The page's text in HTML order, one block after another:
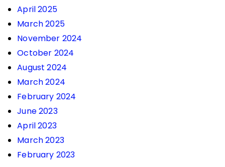
April 2025
March 2025
November 2024
October 2024
August 2024
March 2024
February 2024
June 2023
April 2023
March 2023
February 2023